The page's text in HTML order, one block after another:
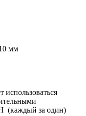
мм
(каждый за один)